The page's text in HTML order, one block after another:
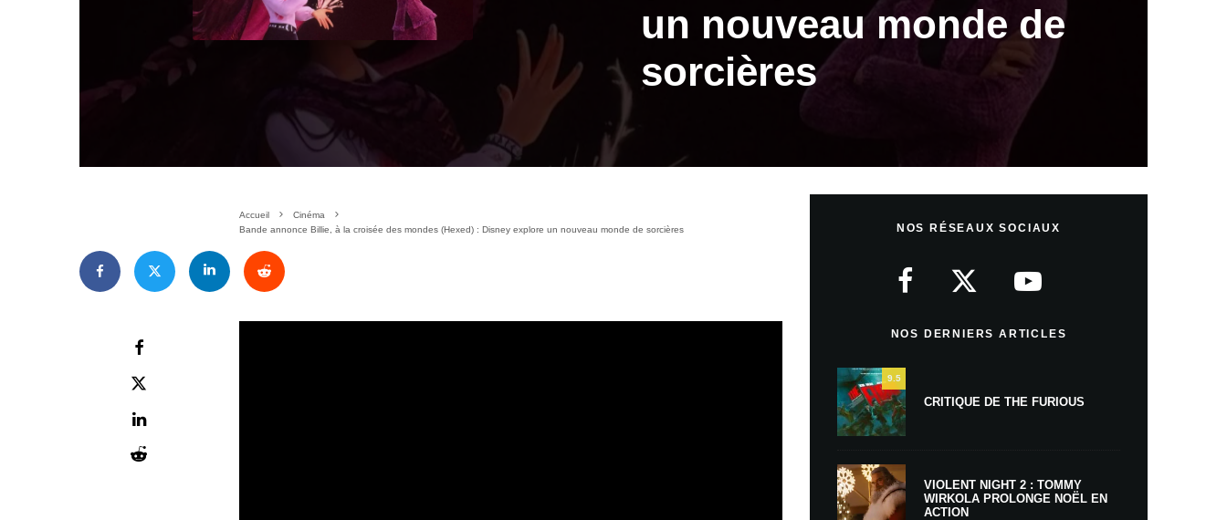
un nouveau monde de
sorcières
Accueil
Cinéma
Bande annonce Billie, à la croisée des mondes (Hexed) : Disney explore un nouveau monde de sorcières
NOS RÉSEAUX SOCIAUX
NOS DERNIERS ARTICLES
9.5
CRITIQUE DE THE FURIOUS
VIOLENT NIGHT 2 : TOMMY
WIRKOLA PROLONGE NOËL EN
ACTION